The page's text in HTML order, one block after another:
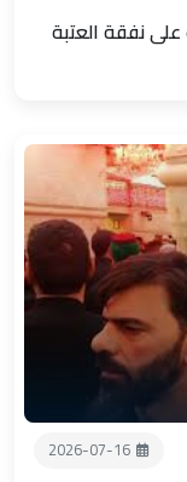
نفقة العتبة
2026-07-16